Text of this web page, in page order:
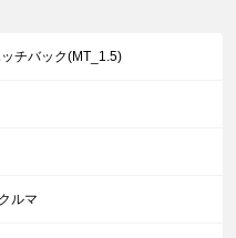
チバック(MT_1.5)
ルマ